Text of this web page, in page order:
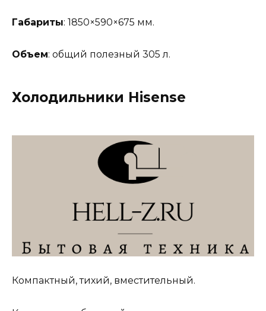
Габариты: 1850×590×675 мм.
Объем: общий полезный 305 л.
Холодильники Hisense
Компактный, тихий, вместительный.